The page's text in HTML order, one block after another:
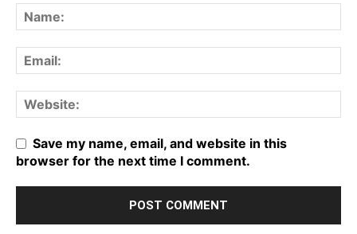
Save my name, email, and website in this
browser for the next time I comment.